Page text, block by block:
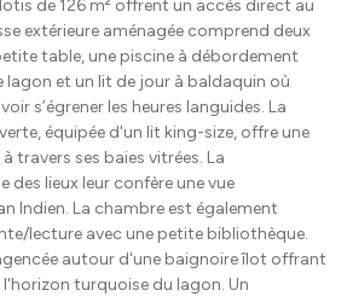
de 126 m² offrent un accès direct au
extérieure aménagée comprend deux
table, une piscine à débordement
lagon et un lit de jour à baldaquin où
s’égrener les heures languides. La
équipée d'un lit king-size, offre une
travers ses baies vitrées. La
lieux leur confère une vue
Indien. La chambre est également
lecture avec une petite bibliothèque.
autour d'une baignoire îlot offrant
l'horizon turquoise du lagon. Un